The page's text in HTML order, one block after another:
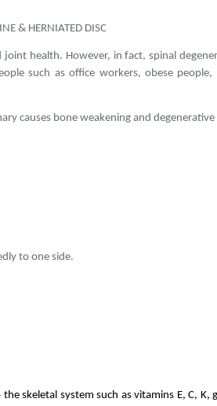
& HERNIATED DISC
health. However, in fact, spinal
such as office workers, obese
causes bone weakening and degenerative
to one side.
skeletal system such as vitamins E, C, K,